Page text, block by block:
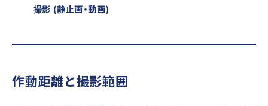
撮影 (静止画・動画)
作動距離と撮影範囲